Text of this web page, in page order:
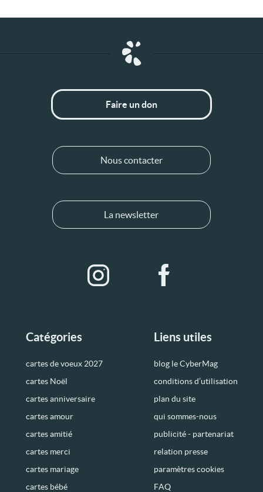
Catégories
cartes de voeux 2027
cartes Noël
cartes anniversaire
cartes amour
cartes amitié
cartes merci
cartes mariage
cartes bébé
Liens utiles
blog le CyberMag
conditions d’utilisation
plan du site
qui sommes-nous
publicité - partenariat
relation presse
paramètres cookies
FAQ
Faire un don
Nous contacter
La newsletter